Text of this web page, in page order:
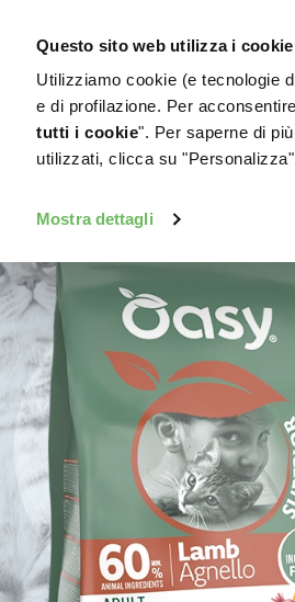
Questo sito web utilizza i cookie
Utilizziamo cookie (e tecnologie
e di profilazione. Per
tutti i cookie". Per saperne di
utilizzati, clicca su
Mostra dettagli
IL